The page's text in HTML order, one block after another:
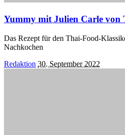
Yummy mit Julien Carle von
Das Rezept für den Thai-Food-
Nachkochen
Posted
Redaktion 30. September 2022